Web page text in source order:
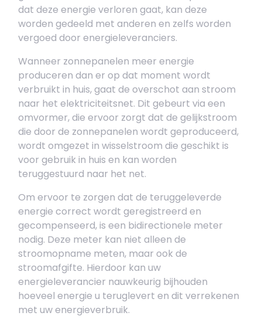
dat deze energie verloren gaat, kan deze
worden gedeeld met anderen en zelfs worden
vergoed door energieleveranciers.
Wanneer zonnepanelen meer energie
produceren dan er op dat moment wordt
verbruikt in huis, gaat de overschot aan stroom
naar het elektriciteitsnet. Dit gebeurt via een
omvormer, die ervoor zorgt dat de gelijkstroom
die door de zonnepanelen wordt geproduceerd,
wordt omgezet in wisselstroom die geschikt is
voor gebruik in huis en kan worden
teruggestuurd naar het net.
Om ervoor te zorgen dat de teruggeleverde
energie correct wordt geregistreerd en
gecompenseerd, is een bidirectionele meter
nodig. Deze meter kan niet alleen de
stroomopname meten, maar ook de
stroomafgifte. Hierdoor kan uw
energieleverancier nauwkeurig bijhouden
hoeveel energie u teruglevert en dit verrekenen
met uw energieverbruik.